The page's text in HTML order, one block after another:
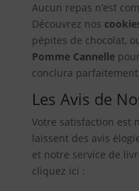
Aucun repas n’est
Découvrez nos
pépites de chocolat,
Pomme Cannelle
conclura
Les Avis de
Votre satisfaction est
laissent des avis
et notre service de
cliquez ici :